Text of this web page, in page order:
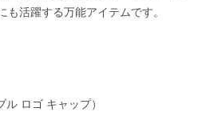
も活躍する万能アイテムです。
ル ロゴ キャップ）